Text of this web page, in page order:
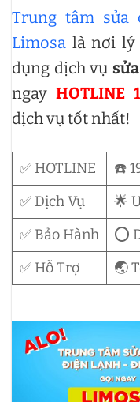
Trung tâm
Limosa là nơi lý
dụng dịch vụ
ngay HOTLINE
dịch vụ tốt nhất!
✅ HOTLINE
☎️
✅ Dịch Vụ
🌟
✅ Bảo Hành
⭕
✅ Hỗ Trợ
🌏